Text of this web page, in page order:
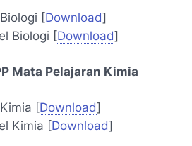
[Download]
Biologi [Download]
Mata Pelajaran Kimia
[Download]
Kimia [Download]